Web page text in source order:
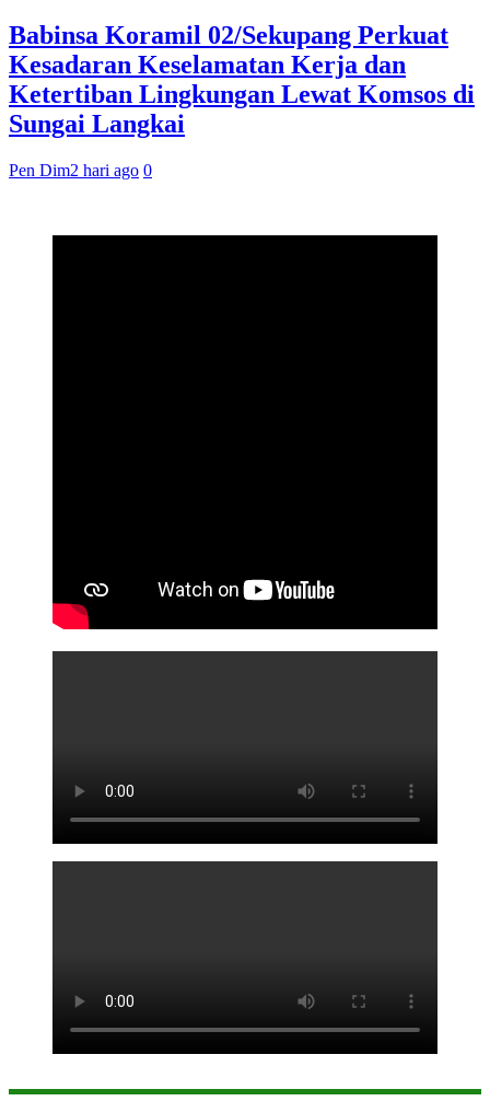
Babinsa Koramil 02/Sekupang Perkuat
Kesadaran Keselamatan Kerja dan
Ketertiban Lingkungan Lewat Komsos di
Sungai Langkai
Pen Dim2 hari ago 0